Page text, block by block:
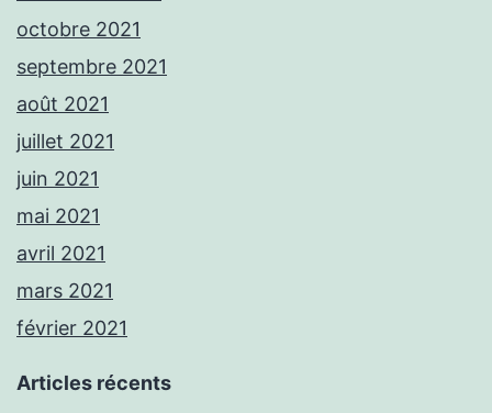
octobre 2021
septembre 2021
août 2021
juillet 2021
juin 2021
mai 2021
avril 2021
mars 2021
février 2021
Articles récents